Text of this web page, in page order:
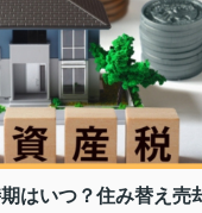
はいつ？住み替え売